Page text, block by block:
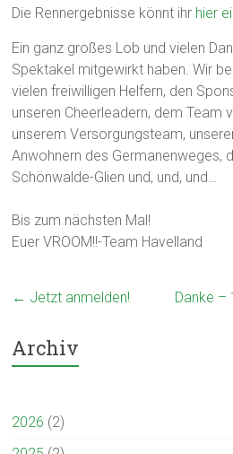
Die Rennergebnisse könnt ihr hier
Ein ganz großes Lob und vielen
Spektakel mitgewirkt haben. Wir
vielen freiwilligen Helfern, den
unseren Cheerleadern, dem Team
unserem Versorgungsteam,
Anwohnern des Germanenweges,
Schönwalde-Glien und, und, und…
Bis zum nächsten Mal!
Euer VROOM!!-Team Havelland
← Jetzt anmelden! Danke –
Archiv
2026 (2)